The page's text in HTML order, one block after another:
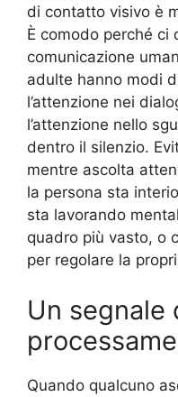
di contatto visivo è
È comodo perché ci
comunicazione
adulte hanno modi
l’attenzione nei
l’attenzione nello
dentro il silenzio.
mentre ascolta
la persona sta
sta lavorando
quadro più vasto, o
per regolare la
Un segnale
Quando qualcuno